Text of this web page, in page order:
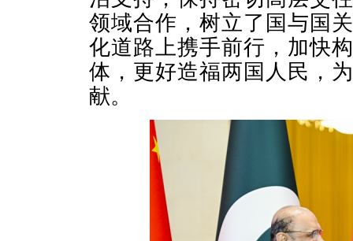
领域合作，树立了国与国
化道路上携手前行，加快
体，更好造福两国人民，
献。